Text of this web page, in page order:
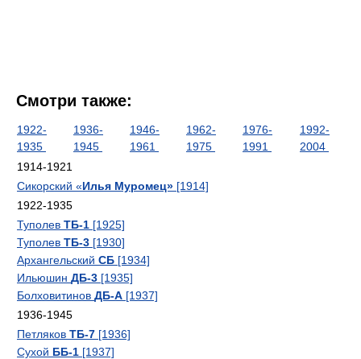
Смотри также:
1922-
1935
1936-
1945
1946-
1961
1962-
1975
1976-
1991
1992-
2004
1914-1921
Сикорский «Илья Муромец» [1914]
1922-1935
Туполев ТБ-1 [1925]
Туполев ТБ-3 [1930]
Архангельский СБ [1934]
Ильюшин ДБ-3 [1935]
Болховитинов ДБ-А [1937]
1936-1945
Петляков ТБ-7 [1936]
Сухой ББ-1 [1937]